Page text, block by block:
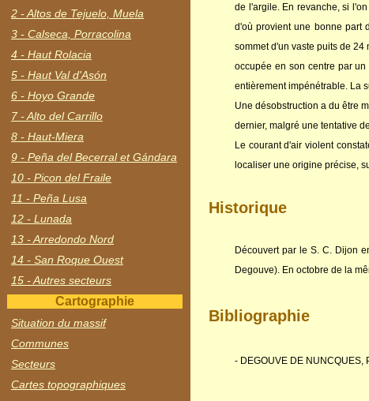
2 - Altos de Tejuelo, Muela
3 - Calseca, Porracolina
4 - Haut Rolacia
5 - Haut Val d'Asón
6 - Hoyo Grande
7 - Alto del Carrillo
8 - Haut-Miera
9 - Peña del Becerral et Gándara
10 - Picon del Fraile
11 - Peña Lusa
12 - Lunada
13 - Arredondo Nord
14 - San Roque Ouest
15 - Autres secteurs
Cartographie
Situation du massif
Communes
Secteurs
Cartes topographiques
de l'argile. En revanche, si
d'où provient une bonne part
sommet d'un vaste puits de
occupée en son centre par
entièrement impénétrable. La
Une désobstruction a du être
dernier, malgré une tentative
Le courant d'air violent
localiser une origine précise,
Historique
Découvert par le S. C. Dijon
Degouve). En octobre de la
Bibliographie
- DEGOUVE DE